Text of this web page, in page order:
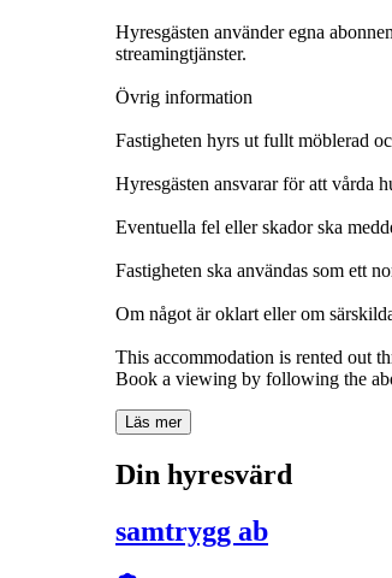
Hyresgästen använder egna
streamingtjänster.
Övrig information
Fastigheten hyrs ut fullt möblerad
Hyresgästen ansvarar för att vårda
Eventuella fel eller skador ska
Fastigheten ska användas som ett
Om något är oklart eller om
This accommodation is rented out
Book a viewing by following the
Läs mer
Din hyresvärd
samtrygg ab